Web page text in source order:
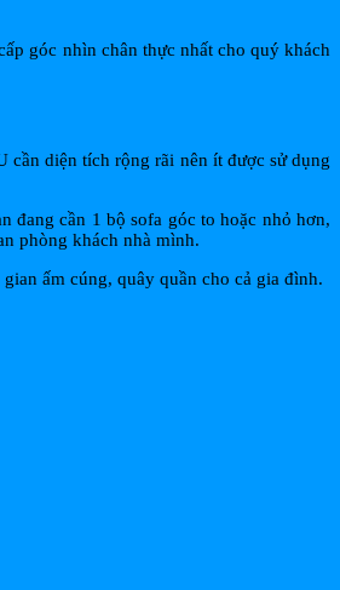
góc nhìn chân thực nhất cho quý khách
cần diện tích rộng rãi nên ít được sử dụng
cần 1 bộ sofa góc to hoặc nhỏ hơn,
phòng khách nhà mình.
ấm cúng, quây quần cho cả gia đình.